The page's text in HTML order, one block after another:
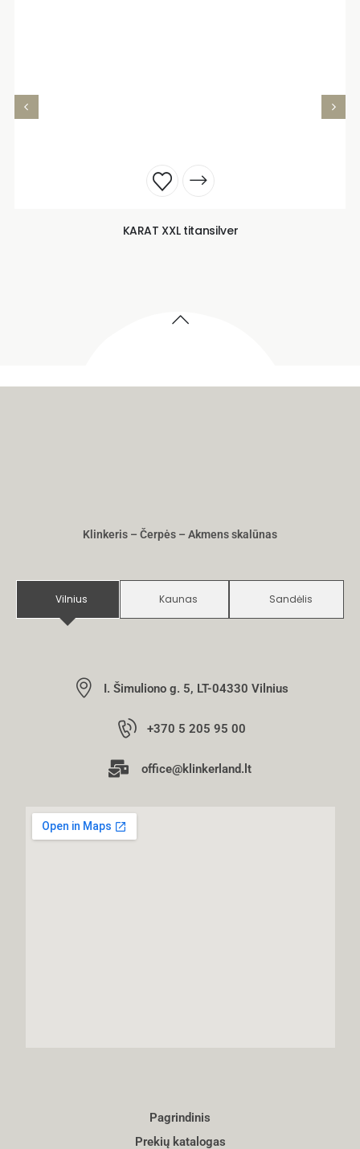
KARAT XXL titansilver
Klinkeris – Čerpės – Akmens skalūnas
Vilnius Kaunas Sandėlis
I. Šimuliono g. 5, LT-04330 Vilnius
+370 5 205 95 00
office@klinkerland.lt
Pagrindinis
Prekių katalogas